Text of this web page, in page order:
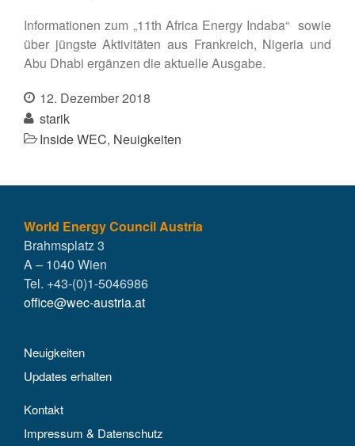
Informationen zum „11th Africa Energy Indaba“ sowie
über jüngste Aktivitäten aus Frankreich, Nigeria und
Abu Dhabi ergänzen die aktuelle Ausgabe.
12. Dezember 2018
starik
Inside WEC, Neuigkeiten
World Energy Council Austria
Brahmsplatz 3
A – 1040 Wien
Tel. +43-(0)1-5046986
office@wec-austria.at
Neuigkeiten
Updates erhalten
Kontakt
Impressum & Datenschutz